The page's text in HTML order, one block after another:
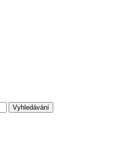
Vyhledávání